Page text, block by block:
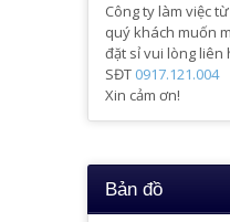
Công ty làm việc
quý khách muốn
đặt sỉ vui lòng liên
SĐT 0917.121.004
Xin cảm ơn!
Bản đồ